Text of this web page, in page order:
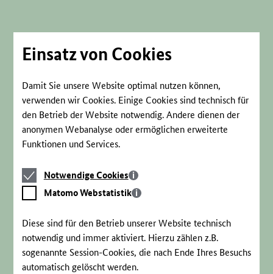
Einsatz von Cookies
Damit Sie unsere Website optimal nutzen können,
verwenden wir Cookies. Einige Cookies sind technisch für
den Betrieb der Website notwendig. Andere dienen der
anonymen Webanalyse oder ermöglichen erweiterte
Funktionen und Services.
Notwendige
Cookies
Notwendige Cookies
Matomo
Webstatistik
Matomo Webstatistik
Diese sind für den Betrieb unserer Website technisch
notwendig und immer aktiviert. Hierzu zählen z.B.
sogenannte Session-Cookies, die nach Ende Ihres Besuchs
automatisch gelöscht werden.